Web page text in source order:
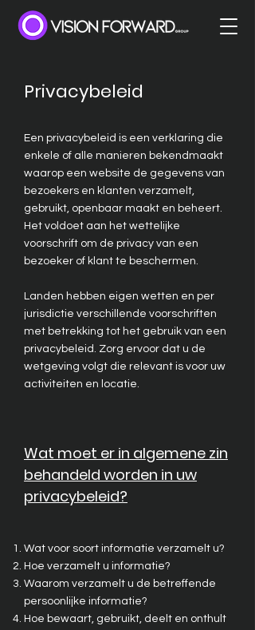
Privacybeleid
Een privacybeleid is een verklaring die
enkele of alle manieren bekendmaakt
waarop een website de gegevens van
bezoekers en klanten verzamelt,
gebruikt, openbaar maakt en beheert.
Het voldoet aan het wettelijke
voorschrift om de privacy van een
bezoeker of klant te beschermen.
Landen hebben eigen wetten en per
jurisdictie verschillende voorschriften
met betrekking tot het gebruik van een
privacybeleid. Zorg ervoor dat u de
wetgeving volgt die relevant is voor uw
activiteiten en locatie.
Wat moet er in algemene zin
behandeld worden in uw
privacybeleid?
Wat voor soort informatie verzamelt u?
Hoe verzamelt u informatie?
Waarom verzamelt u de betreffende
persoonlijke informatie?
Hoe bewaart, gebruikt, deelt en onthult